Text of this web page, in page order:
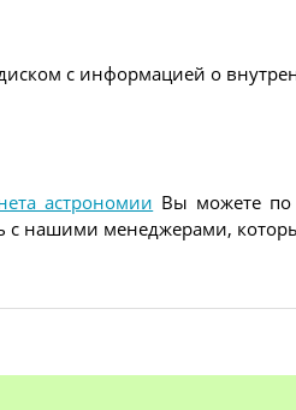
с информацией о
астрономии Вы можете по
с нашими менеджерами,